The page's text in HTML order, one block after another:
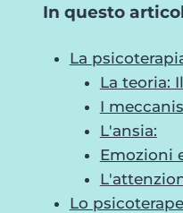
In questo
La
La teoria:
I
L'ansia:
Emozioni
Lo